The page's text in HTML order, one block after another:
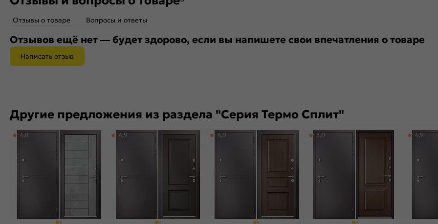
Отзывы о товаре Вопросы и ответы
Отзывов ещё нет — будет здорово, если вы напишете свои впечатления о товаре
Написать отзыв
Другие предложения из раздела "Серия Термо Сплит"
4,8 4,9 4,9 5,0 4,9